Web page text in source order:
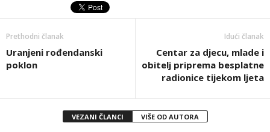
Prethodni članak
Uranjeni rođendanski
poklon
Idući članak
Centar za djecu, mlade i
obitelj priprema besplatne
radionice tijekom ljeta
VEZANI ČLANCI VIŠE OD AUTORA